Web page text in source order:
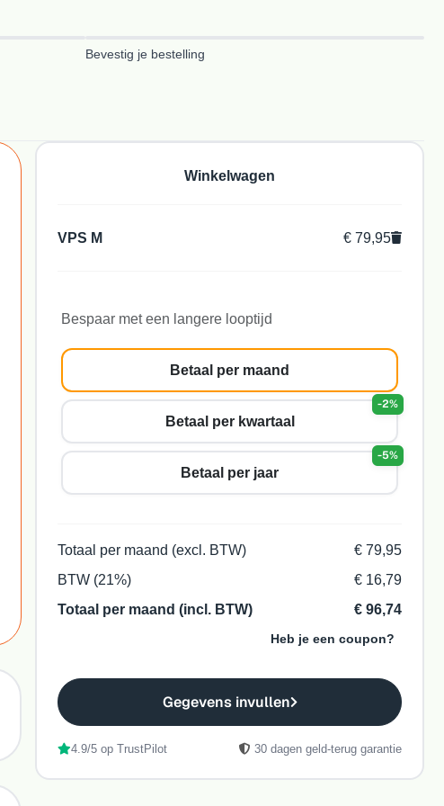
Bevestig je bestelling
Winkelwagen
VPS M € 79,95
Bespaar met een langere looptijd
Betaal per maand
Betaal per kwartaal
-2%
Betaal per jaar
-5%
Totaal per maand (excl. BTW)
€ 79,95
BTW (21%)
€ 16,79
Totaal per maand (incl. BTW)
€ 96,74
Heb je een coupon?
Gegevens invullen
4.9/5 op TrustPilot 30 dagen geld-terug garantie